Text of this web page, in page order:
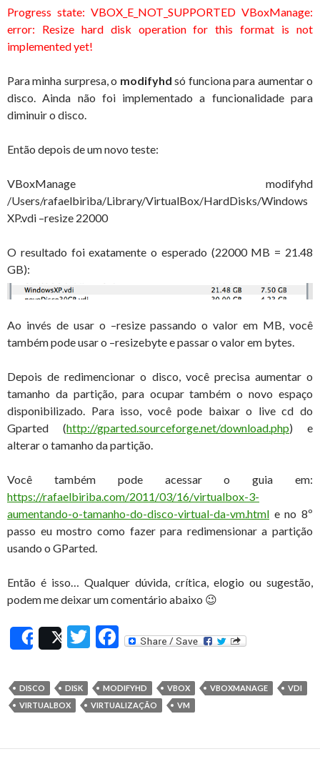
Progress state: VBOX_E_NOT_SUPPORTED VBoxManage:
error: Resize hard disk operation for this format is not
implemented yet!
Para minha surpresa, o modifyhd só funciona para aumentar o
disco. Ainda não foi implementado a funcionalidade para
diminuir o disco.
Então depois de um novo teste:
VBoxManage modifyhd
/Users/rafaelbiriba/Library/VirtualBox/HardDisks/Windows
XP.vdi –resize 22000
O resultado foi exatamente o esperado (22000 MB = 21.48
GB):
Ao invés de usar o –resize passando o valor em MB, você
também pode usar o –resizebyte e passar o valor em bytes.
Depois de redimencionar o disco, você precisa aumentar o
tamanho da partição, para ocupar também o novo espaço
disponibilizado. Para isso, você pode baixar o live cd do
Gparted (http://gparted.sourceforge.net/download.php) e
alterar o tamanho da partição.
Você também pode acessar o guia em:
https://rafaelbiriba.com/2011/03/16/virtualbox-3-
aumentando-o-tamanho-do-disco-virtual-da-vm.html e no 8º
passo eu mostro como fazer para redimensionar a partição
usando o GParted.
Então é isso… Qualquer dúvida, crítica, elogio ou sugestão,
podem me deixar um comentário abaixo 😉
SharePostT
itt
er
F
e
b
o
DISCO DISK MODIFYHD VBOX VBOXMANAGE
VDI
VIRTUALBOX
VIRTUALIZAÇÃO VM